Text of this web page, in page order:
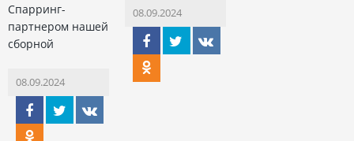
Спарринг-
партнером нашей
сборной
08.09.2024
08.09.2024